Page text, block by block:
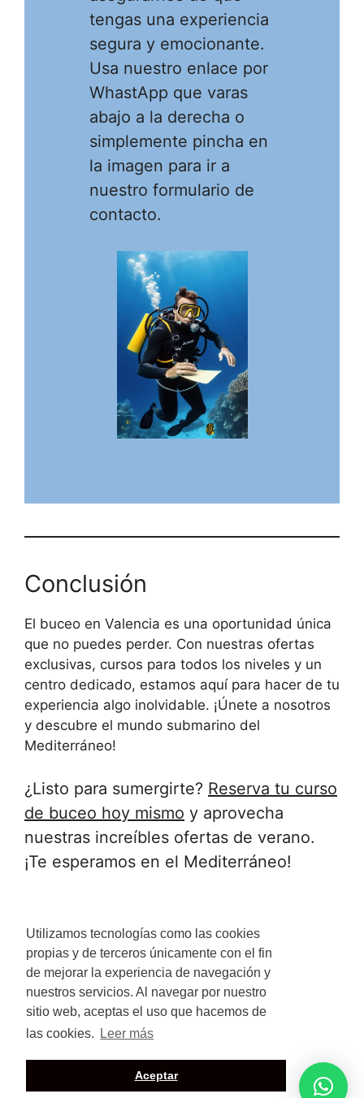
Utilizamos tecnologías como las cookies
propias y de terceros únicamente con el fin
de mejorar la experiencia de navegación y
nuestros servicios. Al navegar por nuestro
sitio web, aceptas el uso que hacemos de
las cookies.
Leer más
Aceptar
tengas una experiencia
segura y emocionante.
Usa nuestro enlace por
WhastApp que varas
abajo a la derecha o
simplemente pincha en
la imagen para ir a
nuestro formulario de
contacto.
Conclusión
El buceo en Valencia es una oportunidad única
que no puedes perder. Con nuestras ofertas
exclusivas, cursos para todos los niveles y un
centro dedicado, estamos aquí para hacer de tu
experiencia algo inolvidable. ¡Únete a nosotros
y descubre el mundo submarino del
Mediterráneo!
¿Listo para sumergirte? Reserva tu curso
de buceo hoy mismo y aprovecha
nuestras increíbles ofertas de verano.
¡Te esperamos en el Mediterráneo!
Política de Privacidad
© 2026 DIVE IN VALENCIA